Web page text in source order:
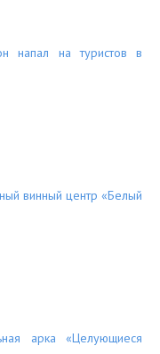
напал на туристов в
винный центр «Белый
арка «Целующиеся